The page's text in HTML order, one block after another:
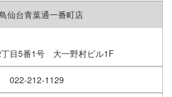
仙台青葉通一番町店
目5番1号 大一野村ビル1F
022-212-1129